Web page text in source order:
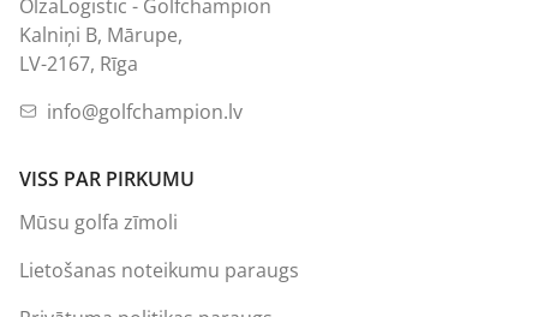
OlzaLogistic - Golfchampion
Kalniņi B, Mārupe,
LV-2167, Rīga
info@golfchampion.lv
VISS PAR PIRKUMU
Mūsu golfa zīmoli
Lietošanas noteikumu paraugs